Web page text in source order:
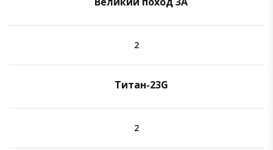
2
Титан-23G
2